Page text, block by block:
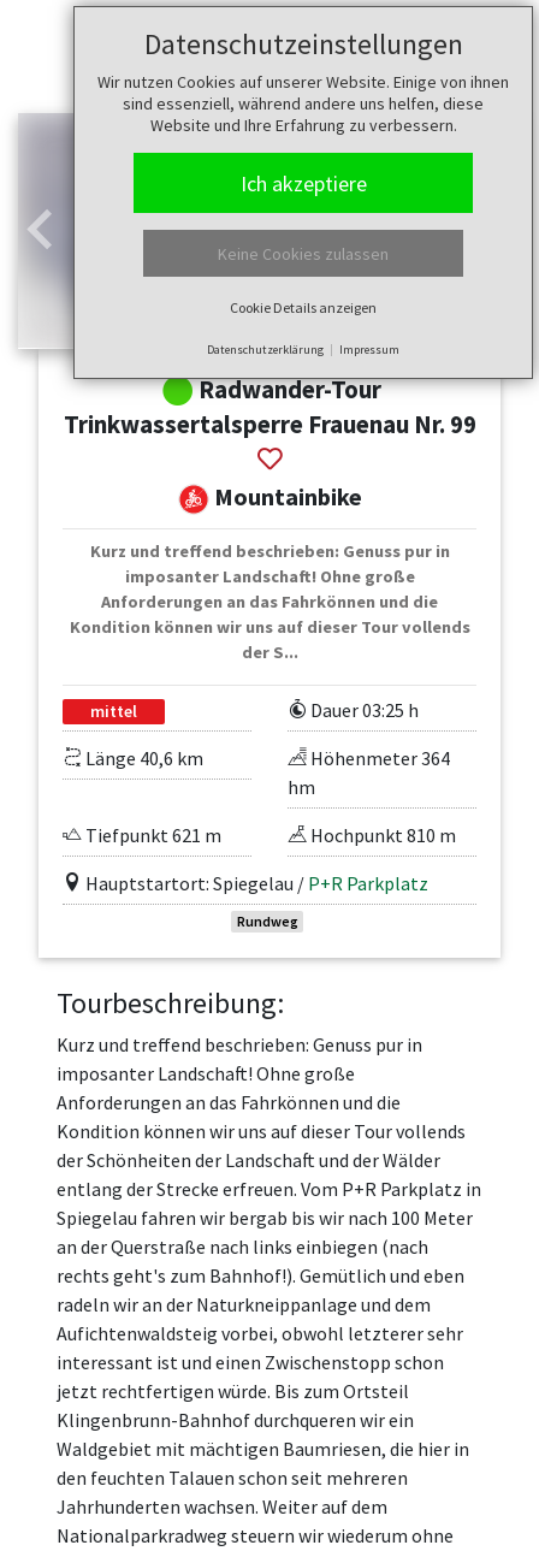
Datenschutzeinstellungen
Wir nutzen Cookies auf unserer Website. Einige von ihnen
sind essenziell, während andere uns helfen, diese
Website und Ihre Erfahrung zu verbessern.
Ich akzeptiere
Keine Cookies zulassen
Cookie Details anzeigen
Datenschutzerklärung Impressum
Zurück
Radwander-Tour
Trinkwassertalsperre Frauenau Nr. 99
Mountainbike
Kurz und treffend beschrieben: Genuss pur in
imposanter Landschaft! Ohne große
Anforderungen an das Fahrkönnen und die
Kondition können wir uns auf dieser Tour vollends
der S...
mittel
Dauer 03:25 h
Länge 40,6 km
Höhenmeter 364
hm
Tiefpunkt 621 m
Hochpunkt 810 m
Hauptstartort: Spiegelau / P+R Parkplatz
Rundweg
Tourbeschreibung:
Kurz und treffend beschrieben: Genuss pur in
imposanter Landschaft! Ohne große
Anforderungen an das Fahrkönnen und die
Kondition können wir uns auf dieser Tour vollends
der Schönheiten der Landschaft und der Wälder
entlang der Strecke erfreuen. Vom P+R Parkplatz in
Spiegelau fahren wir bergab bis wir nach 100 Meter
an der Querstraße nach links einbiegen (nach
rechts geht's zum Bahnhof!). Gemütlich und eben
radeln wir an der Naturkneippanlage und dem
Aufichtenwaldsteig vorbei, obwohl letzterer sehr
interessant ist und einen Zwischenstopp schon
jetzt rechtfertigen würde. Bis zum Ortsteil
Klingenbrunn-Bahnhof durchqueren wir ein
Waldgebiet mit mächtigen Baumriesen, die hier in
den feuchten Talauen schon seit mehreren
Jahrhunderten wachsen. Weiter auf dem
Nationalparkradweg steuern wir wiederum ohne